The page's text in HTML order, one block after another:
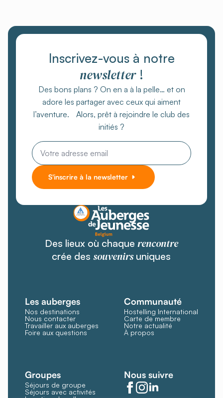
Inscrivez-vous à notre
newsletter!
Des bons plans ? On en a à la pelle… et on
adore les partager avec ceux qui aiment
l’aventure. Alors, prêt à rejoindre le club des
initiés ?
Email
S'inscrire à la newsletter
Des lieux où chaque rencontre
crée dessouvenirsuniques
Les auberges
Nos destinations
Nous contacter
Travailler aux auberges
Foire aux questions
Communauté
Hostelling International
Carte de membre
Notre actualité
À propos
Groupes
Séjours de groupe
Séjours avec activités
Nous suivre